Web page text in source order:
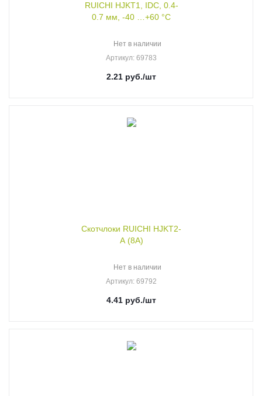
RUICHI HJKT1, IDC, 0.4-
0.7 мм, -40 …+60 °С
Нет в наличии
Артикул: 69783
2.21 руб./шт
Скотчлоки RUICHI HJKT2-
A (8A)
Нет в наличии
Артикул: 69792
4.41 руб./шт